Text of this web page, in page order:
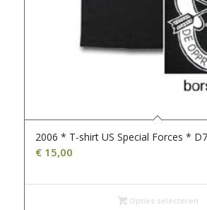
2006 * T-shirt US Special Forces *
€15,00
Opties selecteren